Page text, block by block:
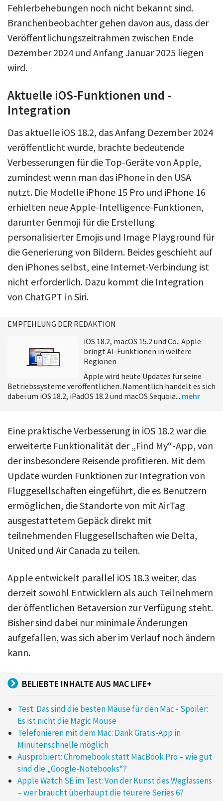
Fehlerbehebungen noch nicht bekannt sind.
Branchenbeobachter gehen davon aus, dass der
Veröffentlichungszeitrahmen zwischen Ende
Dezember 2024 und Anfang Januar 2025 liegen
wird.
Aktuelle iOS-Funktionen und -
Integration
Das aktuelle iOS 18.2, das Anfang Dezember 2024
veröffentlicht wurde, brachte bedeutende
Verbesserungen für die Top-Geräte von Apple,
zumindest wenn man das iPhone in den USA
nutzt. Die Modelle iPhone 15 Pro und iPhone 16
erhielten neue Apple-Intelligence-Funktionen,
darunter Genmoji für die Erstellung
personalisierter Emojis und Image Playground für
die Generierung von Bildern. Beides geschieht auf
den iPhones selbst, eine Internet-Verbindung ist
nicht erforderlich. Dazu kommt die Integration
von ChatGPT in Siri.
EMPFEHLUNG DER REDAKTION
iOS 18.2, macOS 15.2 und Co.: Apple
bringt AI-Funktionen in weitere
Regionen
Apple wird heute Updates für seine
Betriebssysteme veröffentlichen. Namentlich handelt es sich
dabei um iOS 18.2, iPadOS 18.2 und macOS Sequoia... mehr
Eine praktische Verbesserung in iOS 18.2 war die
erweiterte Funktionalität der „Find My“-App, von
der insbesondere Reisende profitieren. Mit dem
Update wurden Funktionen zur Integration von
Fluggesellschaften eingeführt, die es Benutzern
ermöglichen, die Standorte von mit AirTag
ausgestattetem Gepäck direkt mit
teilnehmenden Fluggesellschaften wie Delta,
United und Air Canada zu teilen.
Apple entwickelt parallel iOS 18.3 weiter, das
derzeit sowohl Entwicklern als auch Teilnehmern
der öffentlichen Betaversion zur Verfügung steht.
Bisher sind dabei nur minimale Änderungen
aufgefallen, was sich aber im Verlauf noch ändern
kann.
BELIEBTE INHALTE AUS MAC LIFE+
Test: Das sind die besten Mäuse für den Mac - Spoiler:
Es ist nicht die Magic Mouse
Telefonieren mit dem Mac: Dank Gratis-App in
Minutenschnelle möglich
Ausprobiert: Chromebook statt MacBook Pro – wie gut
sind die „Google-Notebooks“?
Apple Watch SE im Test: Von der Kunst des Weglassens
– wer braucht überhaupt die teurere Series 6?